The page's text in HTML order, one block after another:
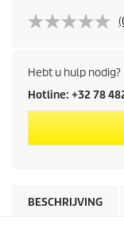
Hebt u hulp nodig?
Hotline: +32 78
BESCHRIJVING